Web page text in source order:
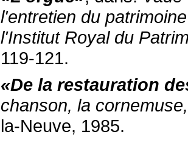
l'entretien du
l'Institut Royal du
119-121.
«De la restauration
chanson, la
la-Neuve, 1985.